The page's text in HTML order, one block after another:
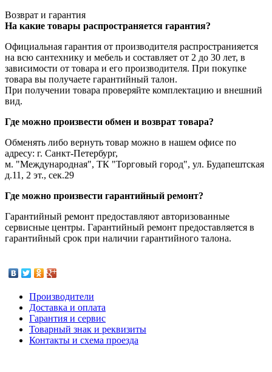
Возврат и гарантия
На какие товары распространяется гарантия?
Официальная гарантия от производителя распространияется
на всю сантехнику и мебель и составляет от 2 до 30 лет, в
зависимости от товара и его производителя. При покупке
товара вы получаете гарантийный талон.
При получении товара проверяйте комплектацию и внешний
вид.
Где можно произвести обмен и возврат товара?
Обменять либо вернуть товар можно в нашем офисе по
адресу: г. Санкт-Петербург,
м. "Международная", ТК "Торговый город", ул. Будапештская
д.11, 2 эт., сек.29
Где можно произвести гарантийный ремонт?
Гарантийный ремонт предоставляют авторизованные
сервисные центры. Гарантийный ремонт предоставляется в
гарантийный срок при наличии гарантийного талона.
Производители
Доставка и оплата
Гарантия и сервис
Товарный знак и реквизиты
Контакты и схема проезда